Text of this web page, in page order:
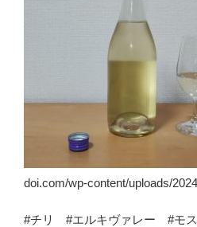
doi.com/wp-content/uploads/
#チリ #エルキヴァレー #モ